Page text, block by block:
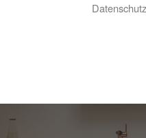
Datenschutz